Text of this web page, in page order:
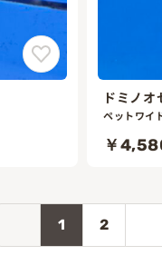
ドミノオ
ペットワイ
￥
1 2